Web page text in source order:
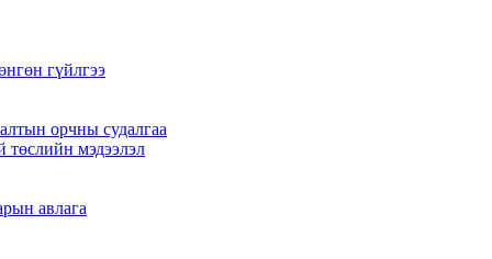
гүйлгээ
орчны судалгаа
төслийн мэдээлэл
авлага